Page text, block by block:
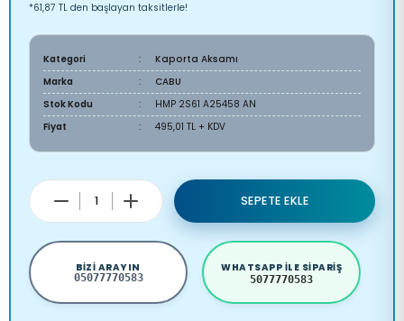
*61,87 TL den başlayan taksitlerle!
Kategori
Kaporta Aksamı
Marka
CABU
Stok Kodu
HMP 2S61 A25458 AN
Fiyat
495,01 TL + KDV
SEPETE EKLE
BIZI ARAYIN
05077770583
WHATSAPP ILE SIPARIŞ
5077770583